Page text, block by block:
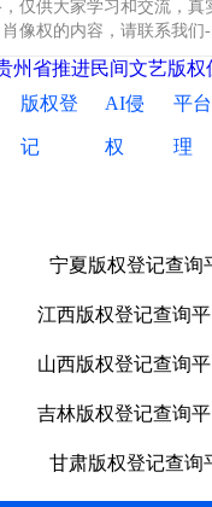
仅供大家学习和交流，
权的内容，请联系我们-
州省推进民间文艺版
版权登
记
AI侵
权
平
理
宁夏版权登记查询
江西版权登记查询平
山西版权登记查询
吉林版权登记查询平
甘肃版权登记查询